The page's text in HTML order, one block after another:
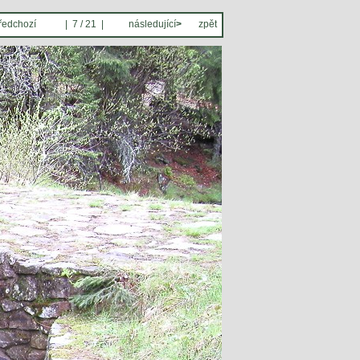
| 7 / 21 | následující> zpět